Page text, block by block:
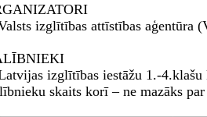
izglītības attīstības aģentūra
izglītības iestāžu 1.-
skaits korī – ne mazāks